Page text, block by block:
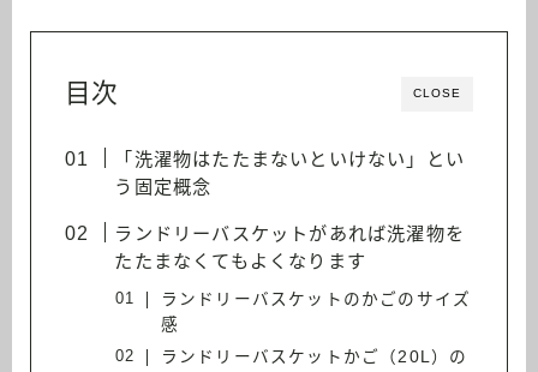
CLOSE
目次
「洗濯物はたたまないといけない」とい
う固定概念
ランドリーバスケットがあれば洗濯物を
たたまなくてもよくなります
ランドリーバスケットのかごのサイズ
感
ランドリーバスケットかご（20L）の